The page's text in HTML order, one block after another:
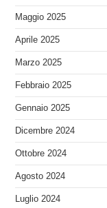
Maggio 2025
Aprile 2025
Marzo 2025
Febbraio 2025
Gennaio 2025
Dicembre 2024
Ottobre 2024
Agosto 2024
Luglio 2024